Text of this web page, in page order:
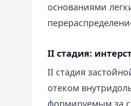
основаниями
II стадия:
II стадия
отеком
формируемым за